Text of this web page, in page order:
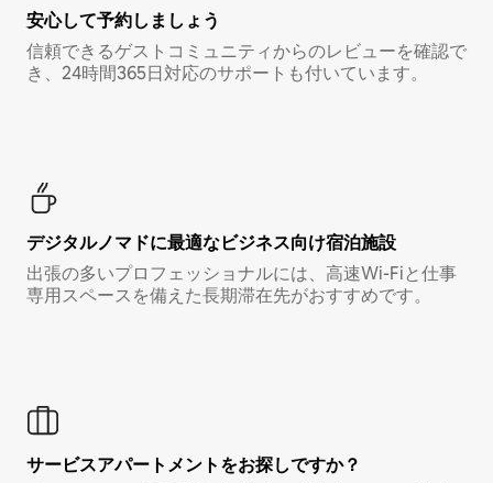
安心して予約しましょう
信頼できるゲストコミュニティからのレビューを確認で
き、24時間365日対応のサポートも付いています。
デジタルノマド⁠に最⁠適⁠なビ⁠ジ⁠ネ⁠ス⁠向⁠け宿⁠泊⁠施⁠設
出張の多いプロフェッショナルには、高速Wi-Fiと仕事
専用スペースを備えた長期滞在先がおすすめです。
サービスアパートメントをお探しですか？